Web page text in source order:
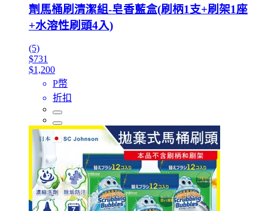
劑馬桶刷清潔組-皂香藍盒(刷柄1支+刷架1座
+水溶性刷頭4入)
(5)
$731
$1,200
P幣
折扣